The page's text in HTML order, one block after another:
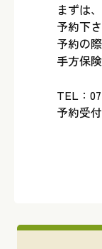
まずは
予約下さ
予約の
手方保
TEL：
予約受